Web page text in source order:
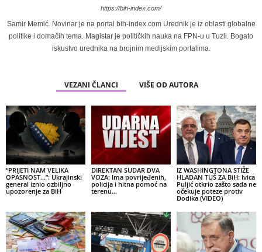
https://bih-index.com/
Samir Memić. Novinar je na portal bih-index.com Urednik je iz oblasti globalne
politike i domačih tema. Magistar je političkih nauka na FPN-u u Tuzli. Bogato
iskustvo urednika na brojnim medijskim portalima.
VEZANI ČLANCI VIŠE OD AUTORA
“PRIJETI NAM VELIKA
OPASNOST…”: Ukrajinski
general iznio ozbiljno
upozorenje za BiH
DIREKTAN SUDAR DVA
VOZA: Ima povrijeđenih,
policija i hitna pomoć na
terenu…
IZ WASHINGTONA STIŽE
HLADAN TUŠ ZA BiH: Ivica
Puljić otkrio zašto sada ne
očekuje poteze protiv
Dodika (VIDEO)